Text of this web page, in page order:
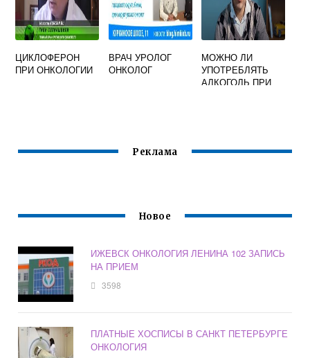
ЦИКЛОФЕРОН
ПРИ ОНКОЛОГИИ
ВРАЧ УРОЛОГ
ОНКОЛОГ
МОЖНО ЛИ
УПОТРЕБЛЯТЬ
АЛКОГОЛЬ ПРИ
Реклама
Новое
ИЖЕВСК ОНКОЛОГИЯ ЛЕНИНА 102 ЗАПИСЬ
НА ПРИЕМ
3598
ПЛАТНЫЕ ХОСПИСЫ В САНКТ ПЕТЕРБУРГЕ
ОНКОЛОГИЯ